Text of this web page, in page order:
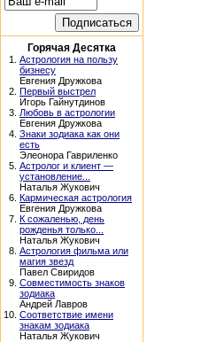
Горячая Десятка
1. Астрология на пользу
бизнесу
Евгения Дружкова
2. Первый выстрел
Игорь Гайнутдинов
3. Любовь в астрологии
Евгения Дружкова
4. Знаки зодиака как они
есть
Элеонора Гавриленко
5. Астролог и клиент —
установление...
Наталья Жукович
6. Кармическая астрология
Евгения Дружкова
7. К сожаленью, день
рожденья только...
Наталья Жукович
8. Астрология фильма или
магия звезд
Павел Свиридов
9. Совместимость знаков
зодиака
Андрей Лавров
10. Соответствие имени
знакам зодиака
Наталья Жукович